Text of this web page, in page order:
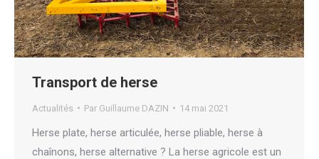
Transport de herse
Actualités Par Guillaume DAZIN 14 mai 2021
Herse plate, herse articulée, herse pliable, herse à
chaînons, herse alternative ? La herse agricole est un